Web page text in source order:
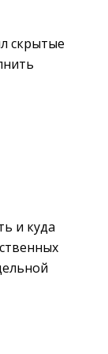
скрытые
и куда